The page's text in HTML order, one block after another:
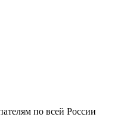
по всей России